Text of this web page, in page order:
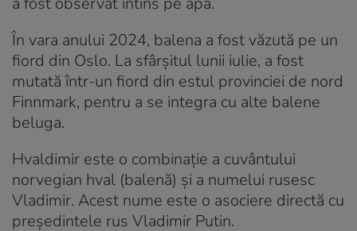
În vara anului 2024, balena a fost văzută pe un
fiord din Oslo. La sfârșitul lunii iulie, a fost
mutată într-un fiord din estul provinciei de nord
Finnmark, pentru a se integra cu alte balene
beluga.
Hvaldimir este o combinație a cuvântului
norvegian hval (balenă) și a numelui rusesc
Vladimir. Acest nume este o asociere directă cu
președintele rus Vladimir Putin.